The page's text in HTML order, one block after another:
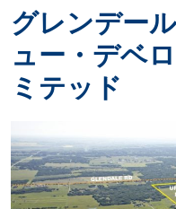
グレンデー
ュー・デベ
ミテッド